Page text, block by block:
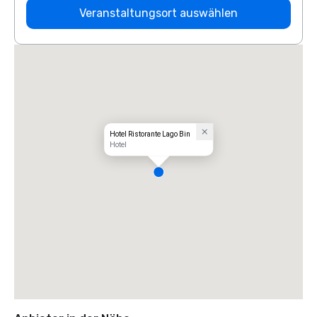
Veranstaltungsort auswählen
Hotel Ristorante Lago Bin
Hotel